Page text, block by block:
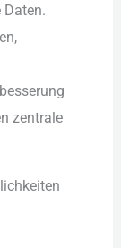
zentrale